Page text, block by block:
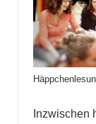
Inzwischen